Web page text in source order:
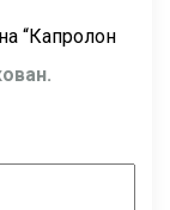
“Капролон